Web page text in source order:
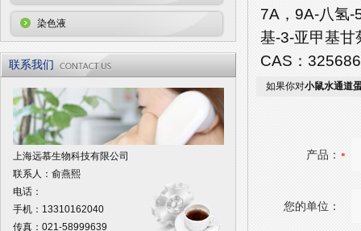
染色液
联系我们
上海远慕生物科技有限公司
联系人：俞燕熙
电话：
手机：13310162040
传真：021-58999639
7A，9A-八氢-
基-3-亚甲基
CAS：
如果你对小鼠水通道
产品：
您的单位：